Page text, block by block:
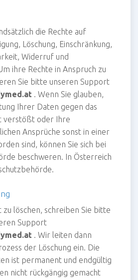
die Rechte auf
Löschung, Einschränkung,
Widerruf und
ihre Rechte in Anspruch zu
Sie bitte unseren Support
. Wenn Sie glauben,
Ihrer Daten gegen das
verstößt oder Ihre
Ansprüche sonst in einer
sind, können Sie sich bei
beschweren. In Österreich
zu löschen, schreiben Sie bitte
Support
. Wir leiten dann
der Löschung ein. Die
ist permanent und endgültig
nicht rückgängig gemacht